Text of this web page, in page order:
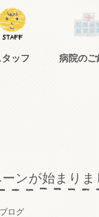
タッフ 病院のご
ンが始まりま
ブログ